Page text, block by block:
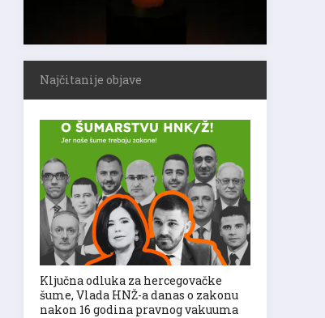
Najčitanije objave
Ključna odluka za hercegovačke
šume, Vlada HNŽ-a danas o zakonu
nakon 16 godina pravnog vakuuma